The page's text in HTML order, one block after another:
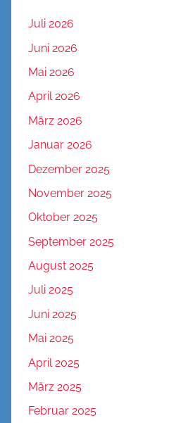
Juli 2026
Juni 2026
Mai 2026
April 2026
März 2026
Januar 2026
Dezember 2025
November 2025
Oktober 2025
September 2025
August 2025
Juli 2025
Juni 2025
Mai 2025
April 2025
März 2025
Februar 2025